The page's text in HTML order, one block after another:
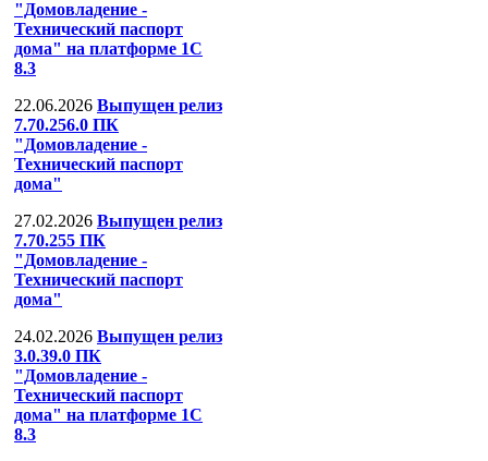
"Домовладение -
Технический паспорт
дома" на платформе 1С
8.3
22.06.2026 Выпущен релиз
7.70.256.0 ПК
"Домовладение -
Технический паспорт
дома"
27.02.2026 Выпущен релиз
7.70.255 ПК
"Домовладение -
Технический паспорт
дома"
24.02.2026 Выпущен релиз
3.0.39.0 ПК
"Домовладение -
Технический паспорт
дома" на платформе 1С
8.3